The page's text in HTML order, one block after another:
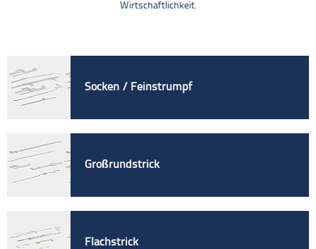
Wirtschaftlichkeit.
Socken / Feinstrumpf
Großrundstrick
Flachstrick